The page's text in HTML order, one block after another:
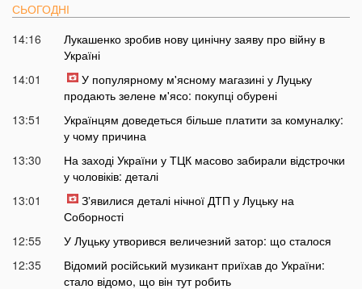
СЬОГОДНІ
14:16
Лукашенко зробив нову цинічну заяву про війну в
Україні
14:01
У популярному м'ясному магазині у Луцьку
продають зелене м'ясо: покупці обурені
13:51
Українцям доведеться більше платити за комуналку:
у чому причина
13:30
На заході України у ТЦК масово забирали відстрочки
у чоловіків: деталі
13:01
Зʼявилися деталі нічної ДТП у Луцьку на
Соборності
12:55
У Луцьку утворився величезний затор: що сталося
12:35
Відомий російський музикант приїхав до України:
стало відомо, що він тут робить